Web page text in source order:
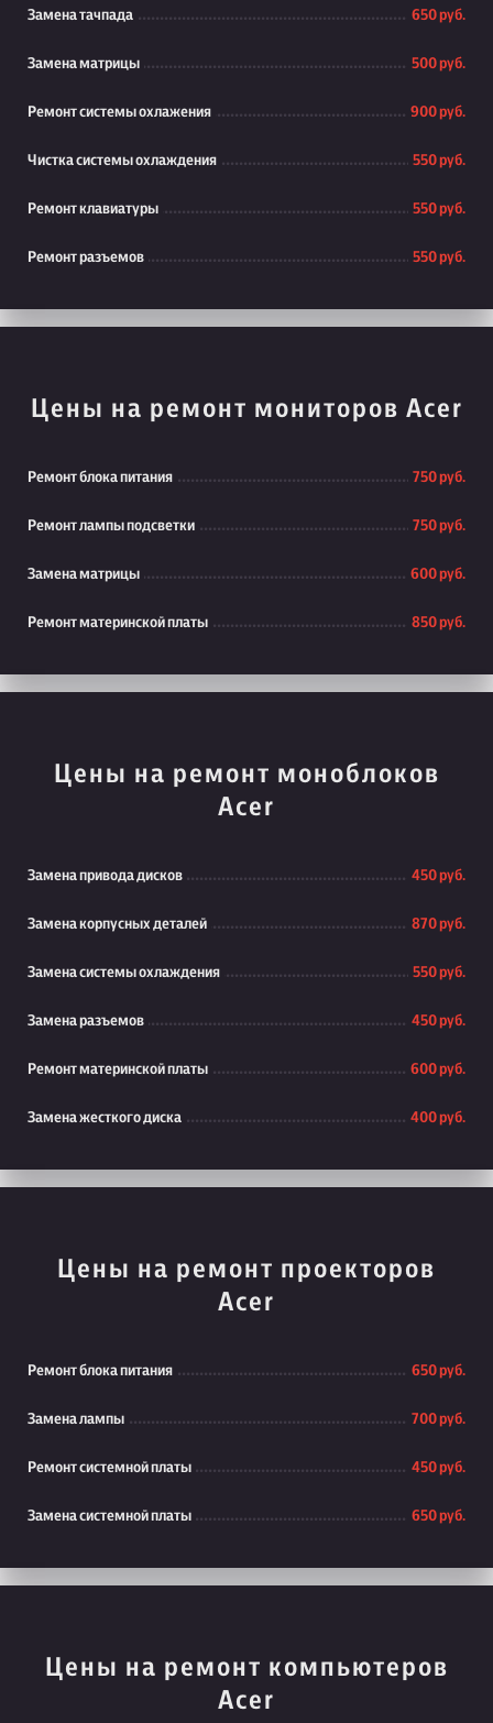
Замена тачпада 650 руб.
Замена матрицы 500 руб.
Ремонт системы охлажения 900 руб.
Чистка системы охлаждения 550 руб.
Ремонт клавиатуры 550 руб.
Ремонт разъемов 550 руб.
Цены на ремонт мониторов Acer
Ремонт блока питания 750 руб.
Ремонт лампы подсветки 750 руб.
Замена матрицы 600 руб.
Ремонт материнской платы 850 руб.
Цены на ремонт моноблоков
Acer
Замена привода дисков 450 руб.
Замена корпусных деталей 870 руб.
Замена системы охлаждения 550 руб.
Замена разъемов 450 руб.
Ремонт материнской платы 600 руб.
Замена жесткого диска 400 руб.
Цены на ремонт проекторов
Acer
Ремонт блока питания 650 руб.
Замена лампы 700 руб.
Ремонт системной платы 450 руб.
Замена системной платы 650 руб.
Цены на ремонт компьютеров
Acer